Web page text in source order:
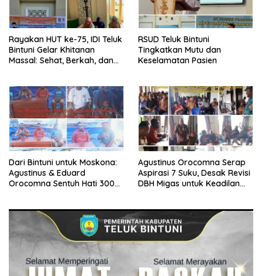
Rayakan HUT ke-75, IDI Teluk
Bintuni Gelar Khitanan
Massal: Sehat, Berkah, dan
RSUD Teluk Bintuni
Tingkatkan Mutu dan
Keselamatan Pasien
Dari Bintuni untuk Moskona:
Agustinus & Eduard
Orocomna Sentuh Hati 300
Agustinus Orocomna Serap
Aspirasi 7 Suku, Desak Revisi
DBH Migas untuk Keadilan